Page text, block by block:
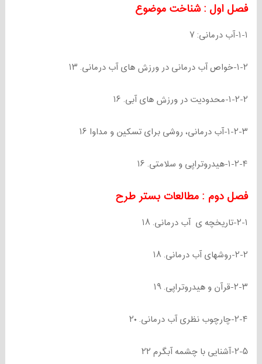
فصل اول : شناخت موضوع
۱-۱-آب درمانی: ۷
۱-۲-خواص آب درمانی در ورزش های آب درمانی. ۱۳
۱-۲-۲-محدودیت در ورزش های آبی. ۱۶
۱-۲-۳-آب درمانی، روشی برای تسکین و مداوا ۱۶
۱-۲-۴-هیدروتراپی و سلامتی. ۱۶
فصل دوم : مطالعات بستر طرح
۲-۱-تاریخچه ی آب درمانی. ۱۸
۲-۲-روشهای آب درمانی. ۱۸
۲-۳-قرآن و هیدروتراپی. ۱۹
۲-۴-چارچوب نظری آب درمانی. ۲۰
۲-۵-آشنایی با چشمه آبگرم ۲۲